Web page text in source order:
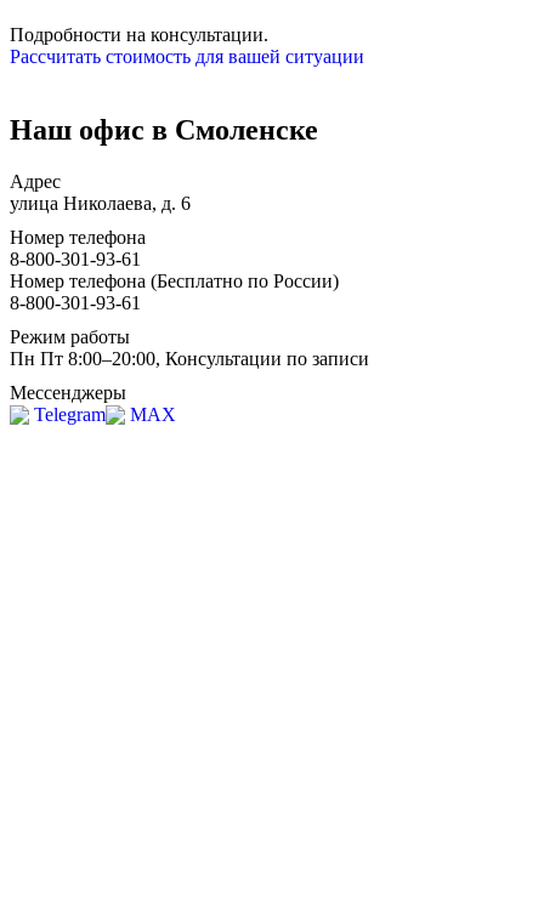
Подробности на консультации.
Рассчитать стоимость для вашей ситуации
Наш офис в Смоленске
Адрес
улица Николаева, д. 6
Номер телефона
8-800-301-93-61
Номер телефона (Бесплатно по России)
8-800-301-93-61
Режим работы
Пн Пт 8:00–20:00, Консультации по записи
Мессенджеры
Telegram
MAX